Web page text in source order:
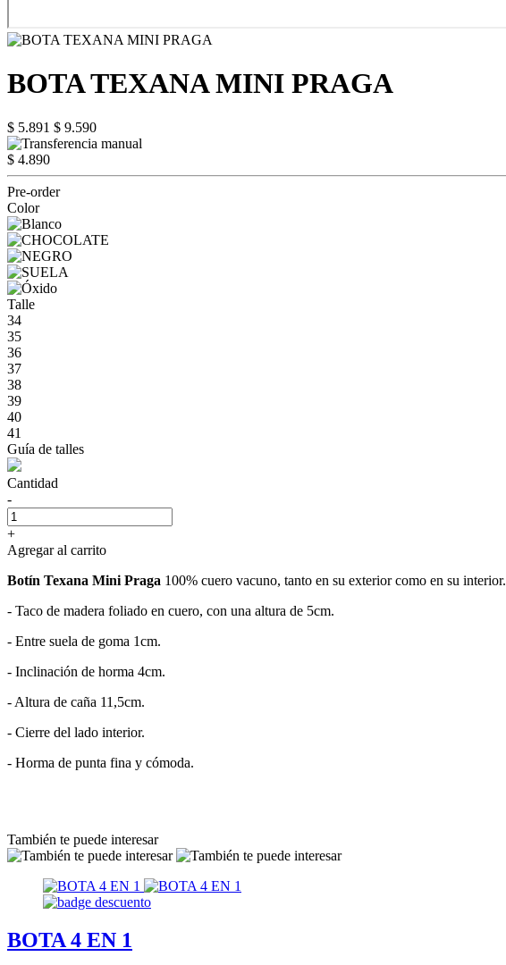
BOTA TEXANA MINI PRAGA
$ 5.891 $ 9.590
$ 4.890
Pre-order
Color
Talle
34
35
36
37
38
39
40
41
Guía de talles
Cantidad
-
+
Agregar al carrito
Botín Texana Mini Praga 100% cuero vacuno, tanto en su exterior como en su interior.
- Taco de madera foliado en cuero, con una altura de 5cm.
- Entre suela de goma 1cm.
- Inclinación de horma 4cm.
- Altura de caña 11,5cm.
- Cierre del lado interior.
- Horma de punta fina y cómoda.
También te puede interesar
BOTA 4 EN 1